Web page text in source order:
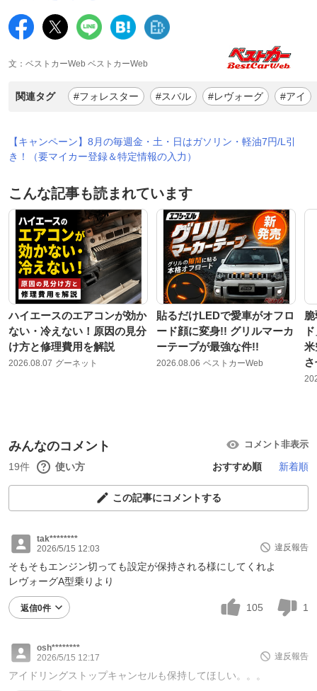
文：ベストカーWeb ベストカーWeb
関連タグ #フォレスター #スバル #レヴォーグ #アイ
【キャンペーン】8月の毎週金・土・日はガソリン・軽油7円/L引
き！（要マイカー登録＆特定情報の入力）
こんな記事も読まれています
ハイエースのエアコンが効か
ない・冷えない！原因の見分
け方と修理費用を解説
2026.08.07 グーネット
貼るだけLEDで愛車がオフロ
ード顔に変身!! グリルマーカ
ーテープが最強な件!!
2026.08.06 ベストカーWeb
米
みんなのコメント コメント非表示
19件 使い方 おすすめ順 新着順
この記事にコメントする
tak********
2026/5/15 12:03
違反報告
そもそもエンジン切っても設定が保持される様にしてくれよ
レヴォーグA型乗りより
返信0件 105 1
osh********
2026/5/15 12:17
違反報告
アイドリングストップキャンセルも保持してほしい。。。